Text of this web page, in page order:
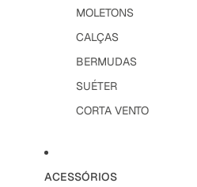
MOLETONS
CALÇAS
BERMUDAS
SUÉTER
CORTA VENTO
ACESSÓRIOS